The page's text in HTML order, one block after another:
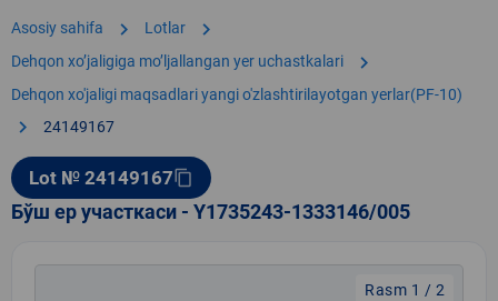
Asosiy sahifa chevron_right Lotlar chevron_right
Dehqon xoʼjaligiga moʼljallangan yer uchastkalari chevron_right
Dehqon xo'jaligi maqsadlari yangi o'zlashtirilayotgan yerlar(PF-10)
chevron_right 24149167
Lot № 24149167content_copy
Бўш ер участкаси - Y1735243-1333146/005
Rasm 1 / 2